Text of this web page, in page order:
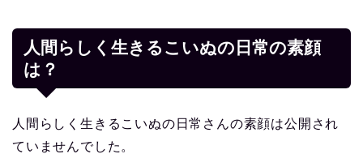
人間らしく生きるこいぬの日常の素顔
は？
人間らしく生きるこいぬの日常さんの素顔は公開され
ていませんでした。